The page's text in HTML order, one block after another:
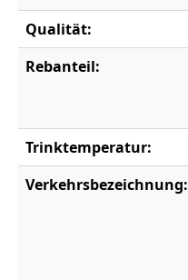
Qualität:
Rebanteil:
Trinktemperatur:
Verkehrsbezeichnung: